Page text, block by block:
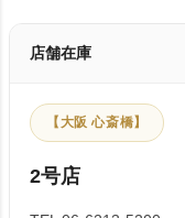
店舗在庫
【大阪 心斎橋】
2号店